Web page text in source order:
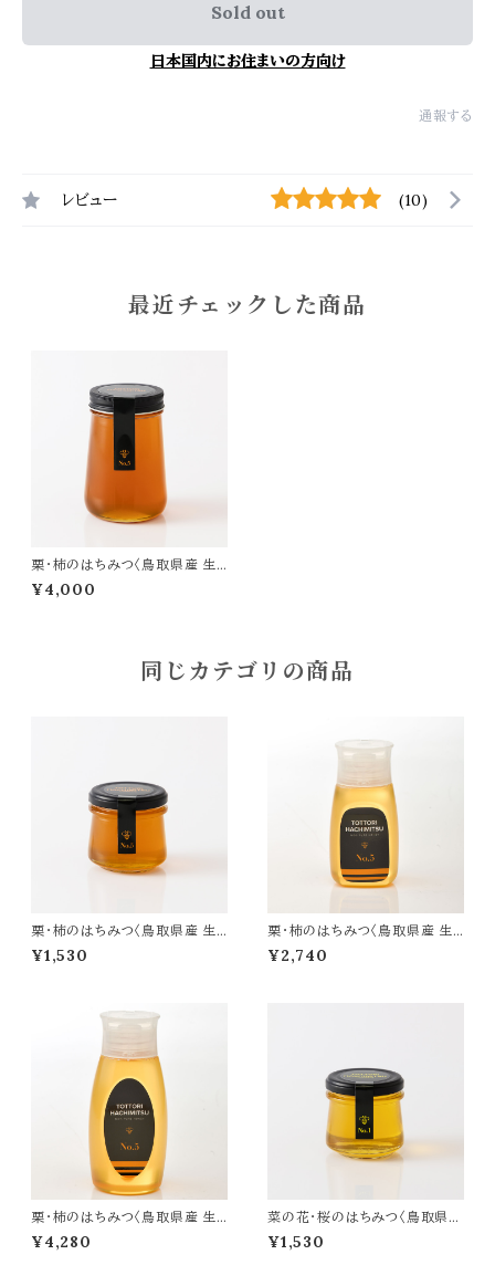
Sold out
日本国内にお住まいの方向け
通報する
レビュー (10)
最近チェックした商品
栗・柿のはちみつ〈鳥取県産 生
はちみつ〉480g
¥4,000
同じカテゴリの商品
栗・柿のはちみつ〈鳥取県産 生
はちみつ〉170g
¥1,530
栗・柿のはちみつ〈鳥取県産 生
はちみつ〉300g
¥2,740
栗・柿のはちみつ〈鳥取県産 生
はちみつ〉500g
¥4,280
菜の花・桜のはちみつ〈鳥取県産
生はちみつ〉170g
¥1,530